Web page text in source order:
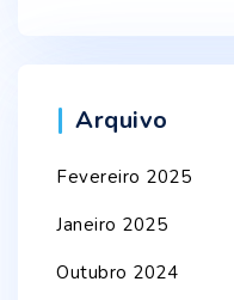
Arquivo
Fevereiro 2025
Janeiro 2025
Outubro 2024